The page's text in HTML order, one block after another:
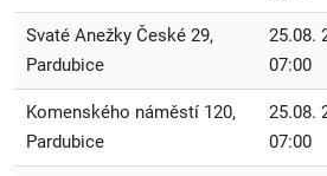
Svaté Anežky České 29,
Pardubice
25.08.
07:00
Komenského náměstí 120,
Pardubice
25.08.
07:00